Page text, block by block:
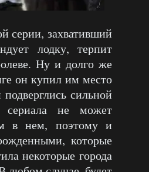
серии, захвативший
лодку, терпит
Ну и долго же
он купил им место
сильной
не может
в нем, поэтому и
которые
некоторые города